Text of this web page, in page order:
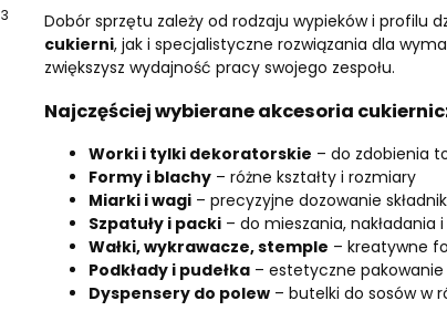
3 Dobór sprzętu zależy od rodzaju wypieków i profilu
cukierni, jak i specjalistyczne rozwiązania dla
zwiększysz wydajność pracy swojego zespołu.
Najczęściej wybierane akcesoria
Worki i tylki dekoratorskie – do zdobienia
Formy i blachy – różne kształty i rozmiary
Miarki i wagi – precyzyjne dozowanie
Szpatuły i packi – do mieszania, nakładania
Wałki, wykrawacze, stemple – kreatywne
Podkłady i pudełka – estetyczne
Dyspensery do polew – butelki do sosów w